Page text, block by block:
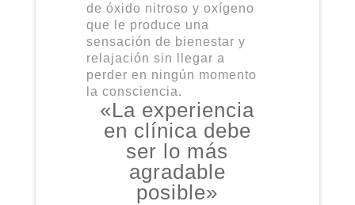
de óxido nitroso y oxígeno
que le produce una
sensación de bienestar y
relajación sin llegar a
perder en ningún momento
la consciencia.
«La experiencia
en clínica debe
ser lo más
agradable
posible»